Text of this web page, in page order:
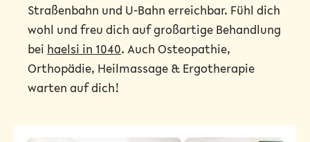
Straßenbahn und U-Bahn erreichbar. Fühl dich
wohl und freu dich auf großartige Behandlung
bei haelsi in 1040. Auch Osteopathie,
Orthopädie, Heilmassage & Ergotherapie
warten auf dich!